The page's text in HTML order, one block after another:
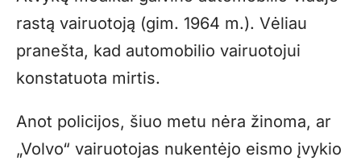
rastą vairuotoją (gim. 1964 m.). Vėliau
pranešta, kad automobilio vairuotojui
konstatuota mirtis.
Anot policijos, šiuo metu nėra žinoma, ar
„Volvo“ vairuotojas nukentėjo eismo įvykio